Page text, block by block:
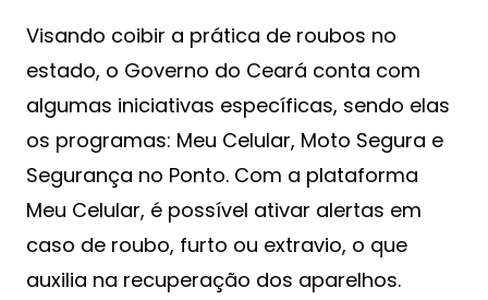
Visando coibir a prática de roubos no
estado, o Governo do Ceará conta com
algumas iniciativas específicas, sendo elas
os programas: Meu Celular, Moto Segura e
Segurança no Ponto. Com a plataforma
Meu Celular, é possível ativar alertas em
caso de roubo, furto ou extravio, o que
auxilia na recuperação dos aparelhos.